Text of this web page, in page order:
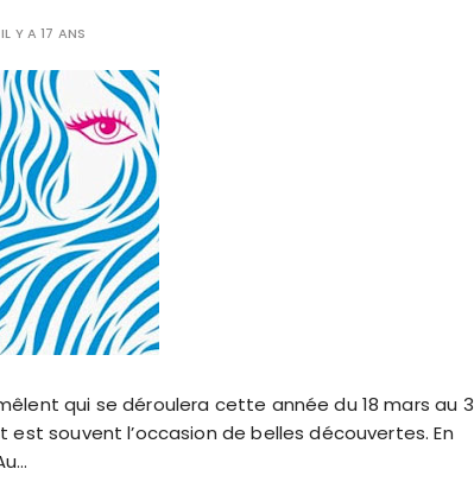
IL Y A 17 ANS
qui se déroulera cette année du 18 mars au 3
est souvent l’occasion de belles découvertes. En